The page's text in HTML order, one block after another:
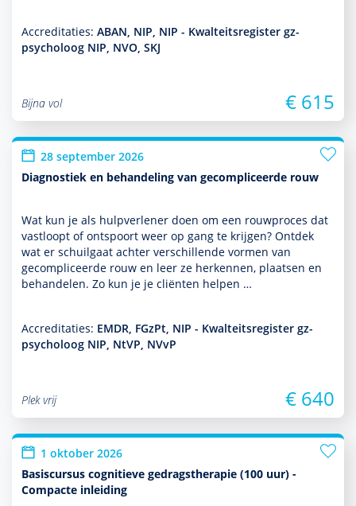
Accreditaties: ABAN, NIP, NIP - Kwalteitsregister gz-
psycholoog NIP, NVO, SKJ
Bijna vol € 615
28 september 2026
Diagnostiek en behandeling van gecompliceerde rouw
Wat kun je als hulp­ver­le­ner doen om een rouwproces dat
vastloopt of ontspoort weer op gang te krijgen? Ontdek
wat er schuilgaat achter ver­schil­lende vormen van
gecompliceerde rouw en leer ze herkennen, plaatsen en
behan­delen. Zo kun je je cliënten helpen …
Accreditaties: EMDR, FGzPt, NIP - Kwalteitsregister gz-
psycholoog NIP, NtVP, NVvP
Plek vrij € 640
1 oktober 2026
Basiscursus cognitieve gedragstherapie (100 uur) -
Compacte inleiding